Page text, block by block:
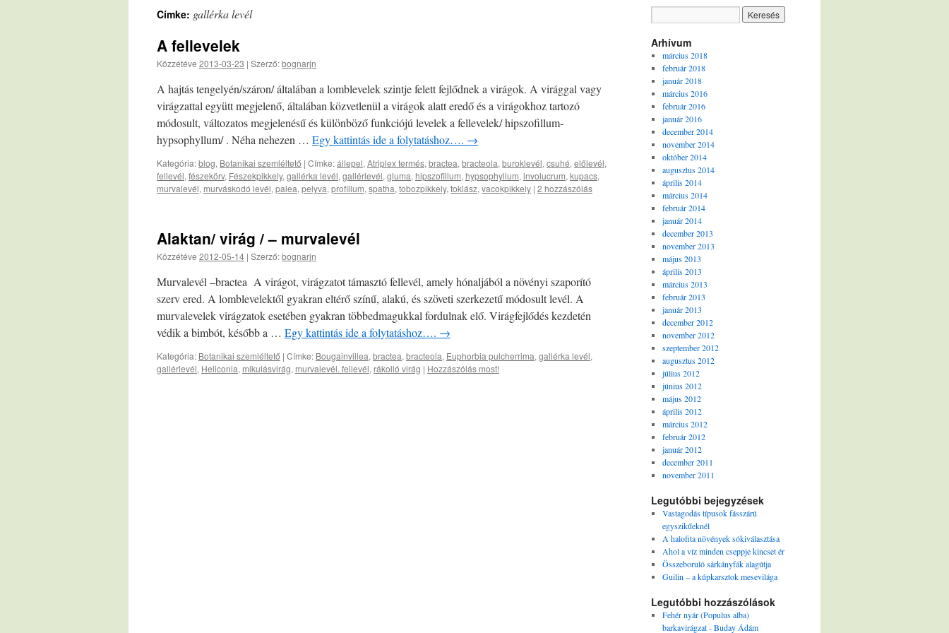
Címke: gallérka levél
A fellevelek
Közzétéve 2013-03-23 | Szerző:bognarjn
A hajtás tengelyén/száron/ általában a lomblevelek szintje felett fejlődnek a virágok. A virággal vagy
virágzattal együtt megjelenő, általában közvetlenül a virágok alatt eredő és a virágokhoz tartozó
módosult, változatos megjelenésű és különböző funkciójú levelek a fellevelek/ hipszofillum-
hypsophyllum/ . Néha nehezen … Egy kattintás ide a folytatáshoz…. →
Kategória:blog, Botanikai szemléltető | Címke:állepel, Atriplex termés, bractea, bracteola, buroklevél, csuhé, előlevél,
fellevél, fészekörv, Fészekpikkely, gallérka levél, gallérlevél, gluma, hipszofillum, hypsophyllum, involucrum, kupacs,
murvalevél, murváskodó levél, palea, pelyva, profillum, spatha, tobozpikkely, toklász, vacokpikkely | 2 hozzászólás
Alaktan/ virág / – murvalevél
Közzétéve 2012-05-14 | Szerző:bognarjn
Murvalevél –bractea A virágot, virágzatot támasztó fellevél, amely hónaljából a növényi szaporító
szerv ered. A lomblevelektől gyakran eltérő színű, alakú, és szöveti szerkezetű módosult levél. A
murvalevelek virágzatok esetében gyakran többedmagukkal fordulnak elő. Virágfejlődés kezdetén
védik a bimbót, később a … Egy kattintás ide a folytatáshoz…. →
Kategória: Botanikai szemléltető | Címke: Bougainvillea, bractea, bracteola, Euphorbia pulcherrima, gallérka levél,
gallérlevél, Heliconia, mikulásvirág, murvalevél. fellevél, rákolló virág | Hozzászólás most!
Arhívum
március 2018
február 2018
január 2018
március 2016
február 2016
január 2016
december 2014
november 2014
október 2014
augusztus 2014
április 2014
március 2014
február 2014
január 2014
december 2013
november 2013
május 2013
április 2013
március 2013
február 2013
január 2013
december 2012
november 2012
szeptember 2012
augusztus 2012
július 2012
június 2012
május 2012
április 2012
március 2012
február 2012
január 2012
december 2011
november 2011
Legutóbbi bejegyzések
Vastagodás típusok fásszárú
egyszikűeknél
A halofita növények sókiválasztása
Ahol a víz minden cseppje kincset ér
Összeboruló sárkányfák alagútja
Guilin – a kúpkarsztok mesevilága
Legutóbbi hozzászólások
Fehér nyár (Populus alba)
barkavirágzat - Buday Ádám